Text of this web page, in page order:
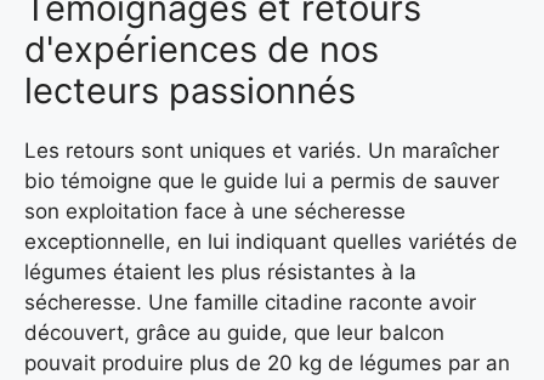
d'expériences de nos
lecteurs passionnés
Les retours sont uniques et variés. Un maraîcher
bio témoigne que le guide lui a permis de sauver
son exploitation face à une sécheresse
exceptionnelle, en lui indiquant quelles variétés de
légumes étaient les plus résistantes à la
sécheresse. Une famille citadine raconte avoir
découvert, grâce au guide, que leur balcon
pouvait produire plus de 20 kg de légumes par an